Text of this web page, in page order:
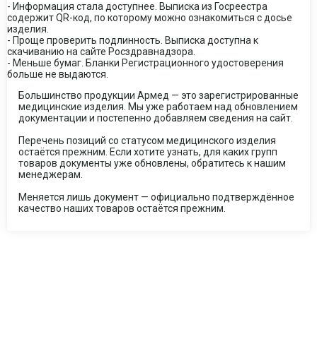
- Информация стала доступнее. Выписка из Госреестра
содержит QR-код, по которому можно ознакомиться с досье
изделия.
- Проще проверить подлинность. Выписка доступна к
скачиванию на сайте Росздравнадзора.
- Меньше бумаг. Бланки Регистрационного удостоверения
больше не выдаются.
Большинство продукции Армед — это зарегистрированные
медицинские изделия. Мы уже работаем над обновлением
документации и постепенно добавляем сведения на сайт.
Перечень позиций со статусом медицинского изделия
остаётся прежним. Если хотите узнать, для каких групп
товаров документы уже обновлены, обратитесь к нашим
менеджерам.
Меняется лишь документ — официально подтверждённое
качество наших товаров остаётся прежним.